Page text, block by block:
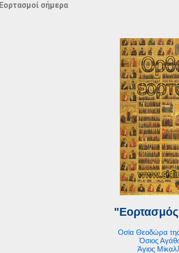
Εορτασμοί σήμερα
Οσία Θεοδώρα
Όσιος
Άγιος